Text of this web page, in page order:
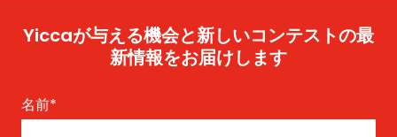
Yiccaが与える機会と新しいコンテストの最
新情報をお届けします
名前*